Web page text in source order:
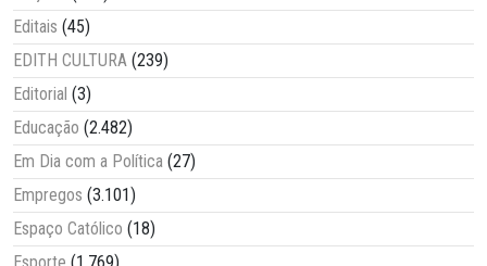
Editais (45)
EDITH CULTURA (239)
Editorial (3)
Educação (2.482)
Em Dia com a Política (27)
Empregos (3.101)
Espaço Católico (18)